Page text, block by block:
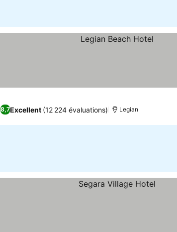
8,7Excellent (12 224 évaluations) Legian